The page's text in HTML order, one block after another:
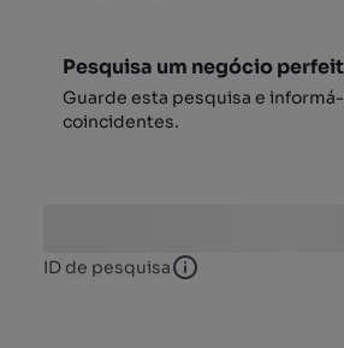
Pesquisa um negócio
Guarde esta pesquisa e
coincidentes.
ID de pesquisa ID de pesquisa